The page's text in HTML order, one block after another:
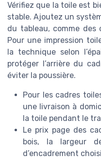
Vérifiez que la toile est
stable. Ajoutez un
du tableau, comme
Pour une impression
la technique selon
protéger l’arrière du
éviter la poussière.
Pour les cadres
une livraison à
la toile pendant le
Le prix page des
bois, la largeur
d’encadrement